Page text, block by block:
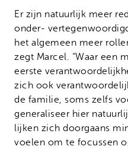
Er zijn natuurlijk meer
onder-
het algemeen meer
zegt Marcel. “Waar een
eerste
zich ook
de familie, soms zelfs
generaliseer hier
lijken zich doorgaans
voelen om te focussen